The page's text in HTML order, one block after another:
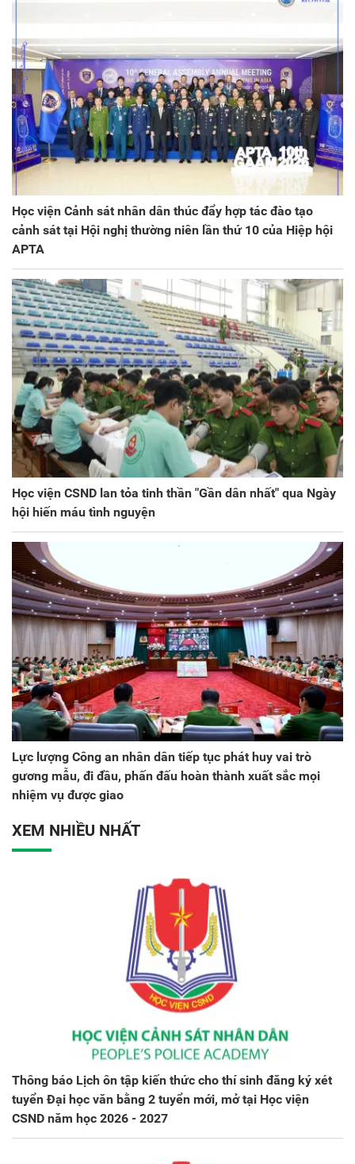
Học viện Cảnh sát nhân dân thúc đẩy hợp tác đào tạo
cảnh sát tại Hội nghị thường niên lần thứ 10 của Hiệp hội
APTA
Học viện CSND lan tỏa tinh thần "Gần dân nhất" qua Ngày
hội hiến máu tình nguyện
Lực lượng Công an nhân dân tiếp tục phát huy vai trò
gương mẫu, đi đầu, phấn đấu hoàn thành xuất sắc mọi
nhiệm vụ được giao
XEM NHIỀU NHẤT
Thông báo Lịch ôn tập kiến thức cho thí sinh đăng ký xét
tuyển Đại học văn bằng 2 tuyển mới, mở tại Học viện
CSND năm học 2026 - 2027